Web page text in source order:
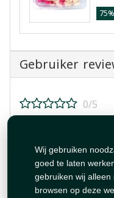
Wij gebruiken
goed te laten
gebruiken wij
browsen op deze
Gebruiker
0/5